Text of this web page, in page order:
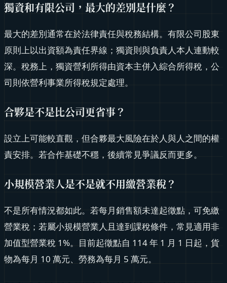
獨資和有限公司，最大的差別是什麼？
最大的差別通常在於法律責任與稅務結構。有限公司股東
原則上以出資額為責任界線；獨資則與負責人本人連動較
深。稅務上，獨資營利所得由資本主併入綜合所得稅，公
司則依營利事業所得稅規定處理。
合夥是不是比公司更省事？
設立上可能較直觀，但合夥最大風險在於人與人之間的權
責安排。若合作基礎不穩，後續常見爭議反而更多。
小規模營業人是不是就不用繳營業稅？
不是所有情況都如此。若每月銷售額未達起徵點，可免繳
營業稅；若屬小規模營業人且達到課稅條件，常見適用非
加值型營業稅 1%。目前起徵點自 114 年 1 月 1 日起，貨
物為每月 10 萬元、勞務為每月 5 萬元。